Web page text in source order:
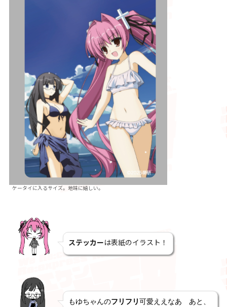
ケータイに入るサイズ。地味に嬉しい。
ステッカーは表紙のイラスト！
もゆちゃんのフリフリ可愛ええなあ　あと、